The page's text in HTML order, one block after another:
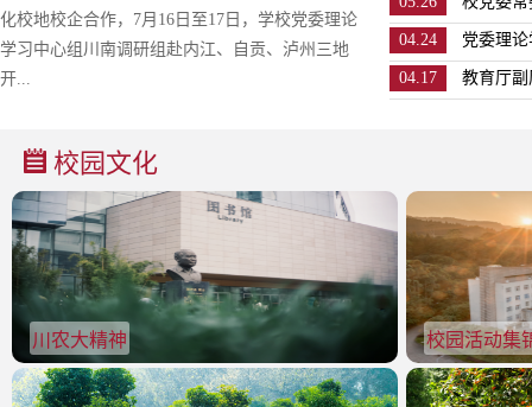
化校地校企合作，7月16日至17日，学校党委理论
学习中心组川南调研组赴内江、自贡、泸州三地
开...
04.24 党委理
04.17 教育厅
校园文化
川农大精神 校园活动集